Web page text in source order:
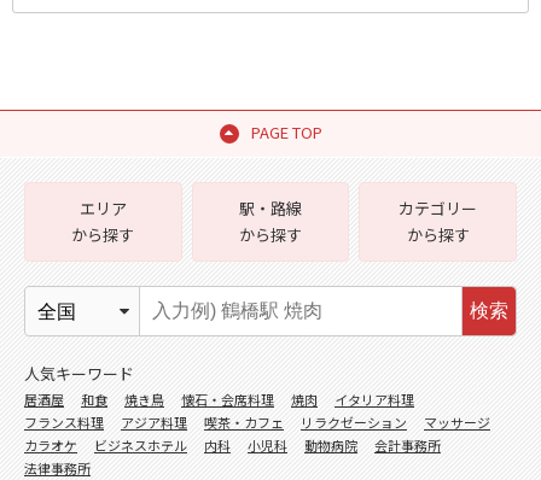
PAGE TOP
エリア
から探す
駅・路線
から探す
カテゴリー
から探す
検索
人気キーワード
居酒屋 和食 焼き鳥 懐石・会席料理 焼肉
イタリア料理
フランス料理
アジア料理 喫茶・カフェ リラクゼーション
マッサージ
カラオケ
ビジネスホテル 内科 小児科 動物病院
会計事務所
法律事務所